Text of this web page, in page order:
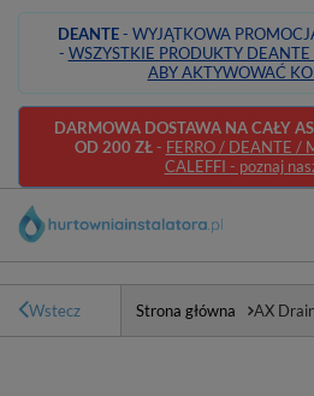
DEANTE- WYJĄTKOWA
- WSZYSTKIE PRODUKTY
ABY AKTYWOWAĆ
DARMOWA DOSTAWA NA CAŁY
OD 200 ZŁ- FERRO / DEANTE /
CALEFFI - poznaj
Wstecz Strona główna AX